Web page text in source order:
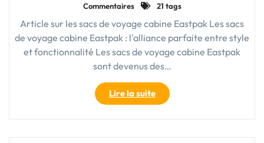
Commentaires
21 tags
Article sur les sacs de voyage cabine Eastpak Les sacs
de voyage cabine Eastpak : l'alliance parfaite entre style
et fonctionnalité Les sacs de voyage cabine Eastpak
sont devenus des…
Lire la suite"Le
sac
de